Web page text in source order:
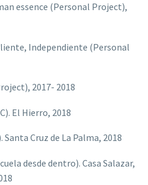
essence (Personal Project),
Independiente (Personal
2017- 2018
El Hierro, 2018
Cruz de La Palma, 2018
desde dentro). Casa Salazar,